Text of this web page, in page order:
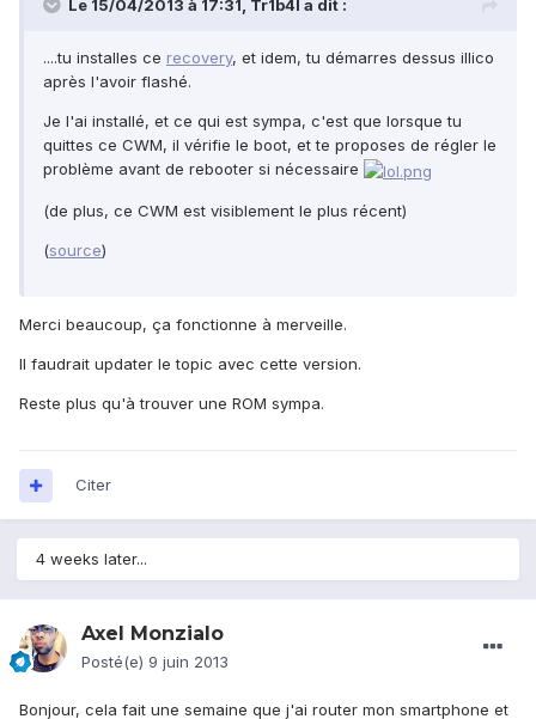
Le 15/04/2013 à 17:31, Tr1b4l a dit :
....tu installes ce recovery, et idem, tu démarres dessus illico
après l'avoir flashé.
Je l'ai installé, et ce qui est sympa, c'est que lorsque tu
quittes ce CWM, il vérifie le boot, et te proposes de régler le
problème avant de rebooter si nécessaire
(de plus, ce CWM est visiblement le plus récent)
(source)
Merci beaucoup, ça fonctionne à merveille.
Il faudrait updater le topic avec cette version.
Reste plus qu'à trouver une ROM sympa.
Citer
4 weeks later...
Axel Monzialo
Posté(e) 9 juin 2013
Bonjour, cela fait une semaine que j'ai router mon smartphone et